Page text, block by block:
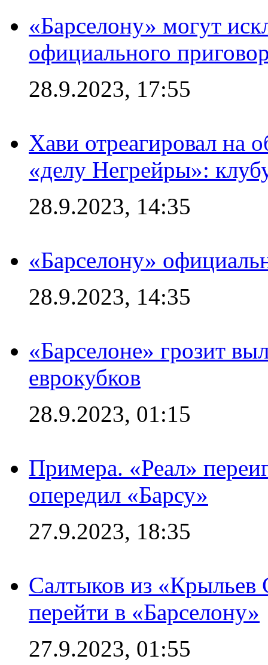
«Барселону» могут
официального
28.9.2023, 17:55
Хави отреагировал на
«делу Негрейры»:
28.9.2023, 14:35
«Барселону»
28.9.2023, 14:35
«Барселоне» грозит
еврокубков
28.9.2023, 01:15
Примера. «Реал»
опередил «Барсу»
27.9.2023, 18:35
Салтыков из «Крыльев
перейти в «Барселону»
27.9.2023, 01:55